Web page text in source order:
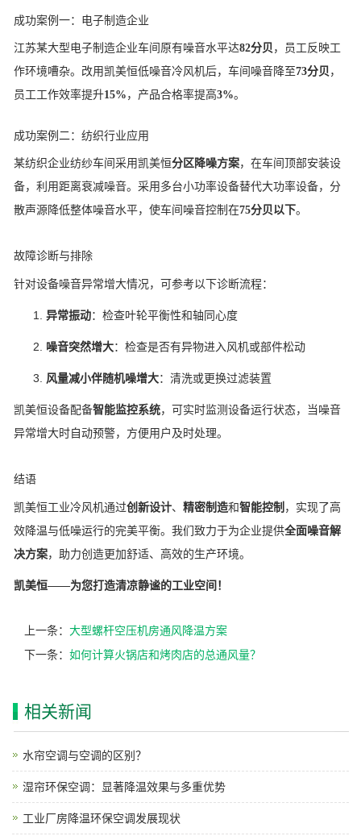
成功案例一：电子制造企业
江苏某大型电子制造企业车间原有噪音水平达82分贝 ，员工反映工
作环境嘈杂。改用凯美恒低噪音冷风机后，车间噪音降至73分贝 ，
员工工作效率提升15% ，产品合格率提高3%。
成功案例二：纺织行业应用
某纺织企业纺纱车间采用凯美恒分区降噪方案，在车间顶部安装设
备，利用距离衰减噪音。采用多台小功率设备替代大功率设备，分
散声源降低整体噪音水平，使车间噪音控制在75分贝以下。
故障诊断与排除
针对设备噪音异常增大情况，可参考以下诊断流程：
异常振动：检查叶轮平衡性和轴同心度
噪音突然增大：检查是否有异物进入风机或部件松动
风量减小伴随机噪增大：清洗或更换过滤装置
凯美恒设备配备智能监控系统，可实时监测设备运行状态，当噪音
异常增大时自动预警，方便用户及时处理。
结语
凯美恒工业冷风机通过创新设计、 精密制造和智能控制 ，实现了高
效降温与低噪运行的完美平衡。我们致力于为企业提供全面噪音解
决方案，助力创造更加舒适、高效的生产环境。
凯美恒——为您打造清凉静谧的工业空间！
上一条： 大型螺杆空压机房通风降温方案
下一条： 如何计算火锅店和烤肉店的总通风量？
相关新闻
水帘空调与空调的区别？
湿帘环保空调：显著降温效果与多重优势
工业厂房降温环保空调发展现状